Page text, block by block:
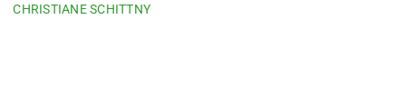
CHRISTIANE SCHITTNY